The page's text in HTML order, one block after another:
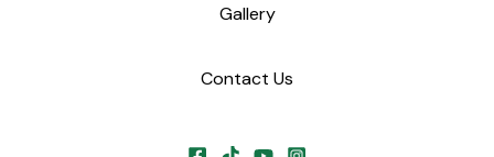
Gallery
Contact Us